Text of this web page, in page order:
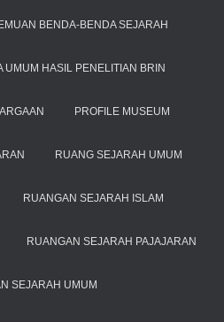
BENDA-BENDA SEJARAH
UMUM HASIL PENELITIAN BRIN
PROFILE MUSEUM
RUANG SEJARAH UMUM
RUANGAN SEJARAH ISLAM
RUANGAN SEJARAH PAJAJARAN
SEJARAH UMUM